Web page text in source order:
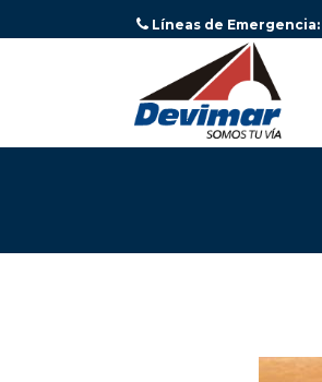
Líneas de Emergencia: